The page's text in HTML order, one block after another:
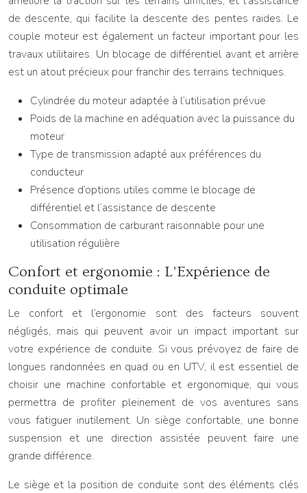
de descente, qui facilite la descente des pentes raides. Le
couple moteur est également un facteur important pour les
travaux utilitaires. Un blocage de différentiel avant et arrière
est un atout précieux pour franchir des terrains techniques.
Cylindrée du moteur adaptée à l’utilisation prévue
Poids de la machine en adéquation avec la puissance du
moteur
Type de transmission adapté aux préférences du
conducteur
Présence d’options utiles comme le blocage de
différentiel et l’assistance de descente
Consommation de carburant raisonnable pour une
utilisation régulière
Confort et ergonomie : L’Expérience de
conduite optimale
Le confort et l’ergonomie sont des facteurs souvent
négligés, mais qui peuvent avoir un impact important sur
votre expérience de conduite. Si vous prévoyez de faire de
longues randonnées en quad ou en UTV, il est essentiel de
choisir une machine confortable et ergonomique, qui vous
permettra de profiter pleinement de vos aventures sans
vous fatiguer inutilement. Un siège confortable, une bonne
suspension et une direction assistée peuvent faire une
grande différence.
Le siège et la position de conduite sont des éléments clés